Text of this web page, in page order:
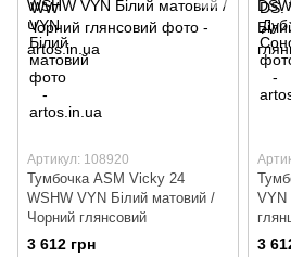
Артикул: 108920
Тумбочка ASM Vicky 24
WSHW VYN Білий матовий /
Чорний глянсовий
3 612 грн
VYN
3